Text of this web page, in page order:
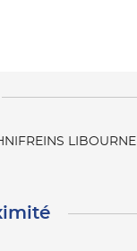
LIBOURNE